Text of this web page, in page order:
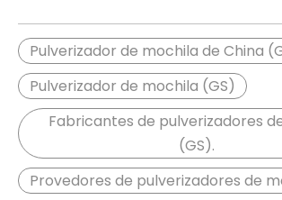
Pulverizador de mochila de China
Pulverizador de mochila (GS)
Fabricantes de pulverizadores
(GS).
Provedores de pulverizadores de